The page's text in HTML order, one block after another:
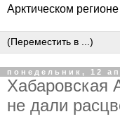
Арктическом регионе
понедельник, 12
Хабаровская
не дали